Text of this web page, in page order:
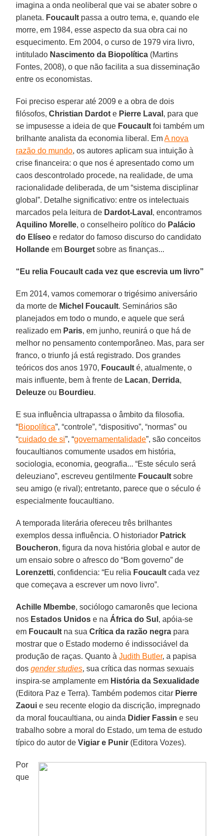
imagina a onda neoliberal que vai se abater sobre o
planeta. Foucault passa a outro tema, e, quando ele
morre, em 1984, esse aspecto da sua obra cai no
esquecimento. Em 2004, o curso de 1979 vira livro,
intitulado Nascimento da Biopolítica (Martins
Fontes, 2008), o que não facilita a sua disseminação
entre os economistas.
Foi preciso esperar até 2009 e a obra de dois
filósofos,Christian Dardot e Pierre Laval , para que
se impusesse a ideia de que Foucault foi também um
brilhante analista da economia liberal. EmA nova
razão do mundo, os autores aplicam sua intuição à
crise financeira: o que nos é apresentado como um
caos descontrolado procede, na realidade, de uma
racionalidade deliberada, de um “sistema disciplinar
global”. Detalhe significativo: entre os intelectuais
marcados pela leitura de Dardot-Laval , encontramos
Aquilino Morelle, o conselheiro político do Palácio
do Elíseo e redator do famoso discurso do candidato
Hollande em Bourget sobre as finanças...
“Eu relia Foucault cada vez que escrevia um livro”
Em 2014, vamos comemorar o trigésimo aniversário
da morte de Michel Foucault. Seminários são
planejados em todo o mundo, e aquele que será
realizado em Paris, em junho, reunirá o que há de
melhor no pensamento contemporâneo. Mas, para ser
franco, o triunfo já está registrado. Dos grandes
teóricos dos anos 1970, Foucault é, atualmente, o
mais influente, bem à frente de Lacan, Derrida,
Deleuze ou Bourdieu.
E sua influência ultrapassa o âmbito da filosofia.
“Biopolítica”, “controle”, “dispositivo”, “normas” ou
“cuidado de si”, “governamentalidade”, são conceitos
foucaultianos comumente usados em história,
sociologia, economia, geografia... “Este século será
deleuziano”, escreveu gentilmente Foucault sobre
seu amigo (e rival); entretanto, parece que o século é
especialmente foucaultiano.
A temporada literária ofereceu três brilhantes
exemplos dessa influência. O historiador Patrick
Boucheron, figura da nova história global e autor de
um ensaio sobre o afresco do “Bom governo” de
Lorenzetti, confidencia: “Eu relia Foucault cada vez
que começava a escrever um novo livro”.
Achille Mbembe, sociólogo camaronês que leciona
nos Estados Unidos e na África do Sul , apóia-se
em Foucault na suaCrítica da razão negra para
mostrar que o Estado moderno é indissociável da
produção de raças. Quanto àJudith Butler, a papisa
dosgender studies, sua crítica das normas sexuais
inspira-se amplamente em História da Sexualidade
(Editora Paz e Terra). Também podemos citar Pierre
Zaoui e seu recente elogio da discrição, impregnado
da moral foucaultiana, ou ainda Didier Fassin e seu
trabalho sobre a moral do Estado, um tema de estudo
típico do autor deVigiar e Punir (Editora Vozes).
Por
que